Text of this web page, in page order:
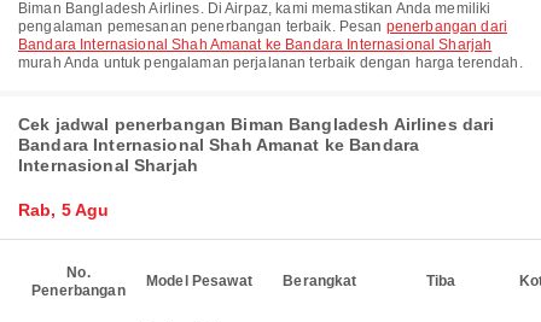
Biman Bangladesh Airlines. Di Airpaz, kami memastikan Anda memiliki
pengalaman pemesanan penerbangan terbaik. Pesan penerbangan dari
Bandara Internasional Shah Amanat ke Bandara Internasional Sharjah
murah Anda untuk pengalaman perjalanan terbaik dengan harga terendah.
Cek jadwal penerbangan Biman Bangladesh Airlines dari
Bandara Internasional Shah Amanat ke Bandara
Internasional Sharjah
Rab, 5 Agu
No.
Penerbangan
Model Pesawat Berangkat Tiba